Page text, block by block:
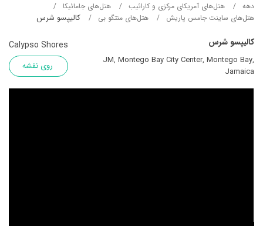
دهه هتل‌های آمریکای مرکزی و کارائیب
هتل‌های جامائیکا
هتل‌های ساینت جامس پاریش
هتل‌های منتگو بی کالیپسو شرس
کالیپسو شرس Calypso Shores
JM, Montego Bay City Center, Montego Bay,
Jamaica
روی نقشه